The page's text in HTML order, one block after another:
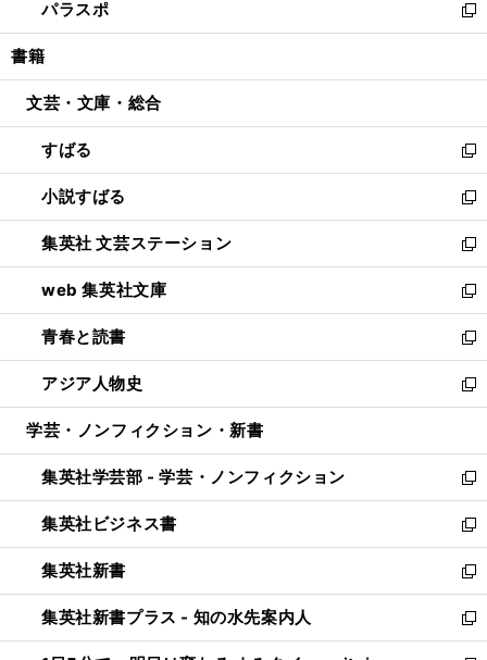
で
開
ド
ウ
開
ィ
ン
ウ
開
く
い
ウ
ン
ウ
で
開
く
パラスポ
新
し
ウ
ン
ド
ウ
で
開
く
書籍
文芸・文庫・総合
すばる
新
し
い
ウ
ィ
ン
ド
ウ
で
開
く
小説すばる
新
し
い
ウ
ィ
ン
ド
ウ
で
開
集英社 文芸ステーション
新
し
い
ウ
ィ
ン
ド
ウ
開
く
web 集英社文庫
新
し
い
ウ
ィ
ン
ウ
で
開
く
青春と読書
新
し
い
ウ
ン
ド
ウ
で
開
く
アジア人物史
新
し
ウ
ィ
ン
ド
ウ
で
開
く
学芸・ノンフィクション・新書
集英社学芸部 - 学芸・ノンフィクション
新
し
い
ウ
ィ
ン
ド
ウ
集英社ビジネス書
新
し
い
ウ
ィ
ン
集英社新書
新
し
い
ウ
集英社新書プラス - 知の水先案内人
新
し